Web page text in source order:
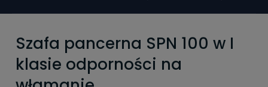
Szafa pancerna SPN 100 w I
klasie odporności na